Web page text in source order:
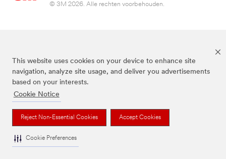
This website uses cookies on your device to enhance site
navigation, analyze site usage, and deliver you advertisements
based on your interests.
Cookie Notice
Reject Non-Essential Cookies Accept Cookies
Cookie Preferences
© 3M 2026. Alle rechten voorbehouden.
3M, Post-it® en de kleur Canary Yellow™ zijn handelsmerken van 3M.